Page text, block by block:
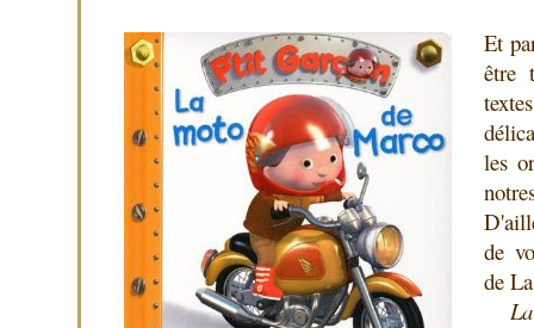
Et
être
les
de
de